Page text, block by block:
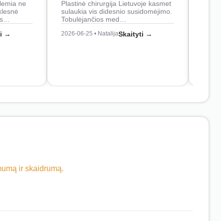
ne
→
Plastinė chirurgija Lietuvoje kasmet
sulaukia vis didesnio susidomėjimo.
Tobulėjančios med…
2026-06-25 • NatalijaSkaityti →
ir skaidrumą.